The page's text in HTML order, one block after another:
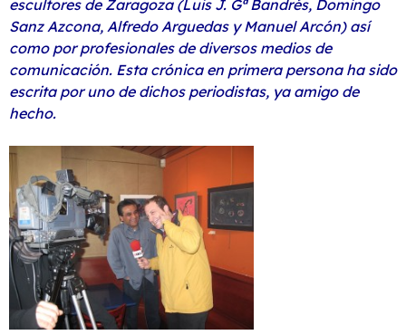
escultores de Zaragoza (Luis J. Gª Bandrés, Domingo
Sanz Azcona, Alfredo Arguedas y Manuel Arcón) así
como por profesionales de diversos medios de
comunicación. Esta crónica en primera persona ha sido
escrita por uno de dichos periodistas, ya amigo de
hecho.